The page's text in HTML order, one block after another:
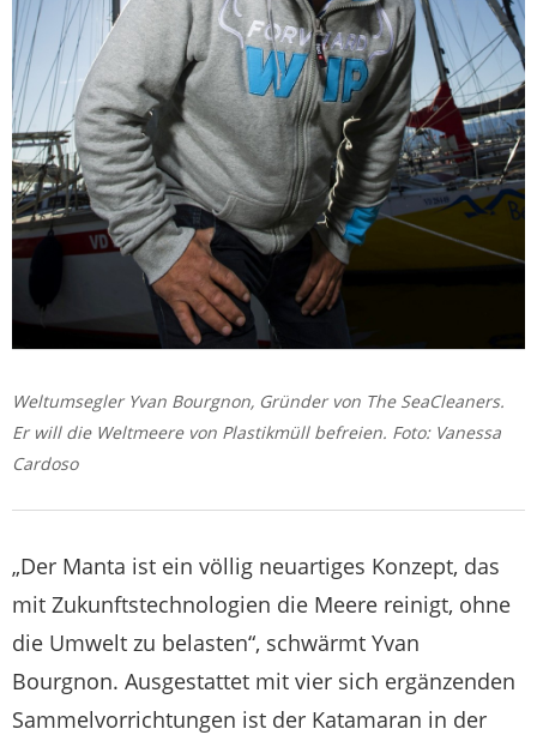
Weltumsegler Yvan Bourgnon, Gründer von The SeaCleaners.
Er will die Weltmeere von Plastikmüll befreien. Foto: Vanessa
Cardoso
„Der Manta ist ein völlig neuartiges Konzept, das
mit Zukunftstechnologien die Meere reinigt, ohne
die Umwelt zu belasten“, schwärmt Yvan
Bourgnon. Ausgestattet mit vier sich ergänzenden
Sammelvorrichtungen ist der Katamaran in der